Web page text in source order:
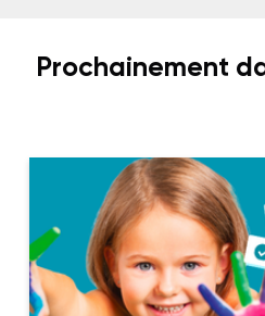
Prochainement